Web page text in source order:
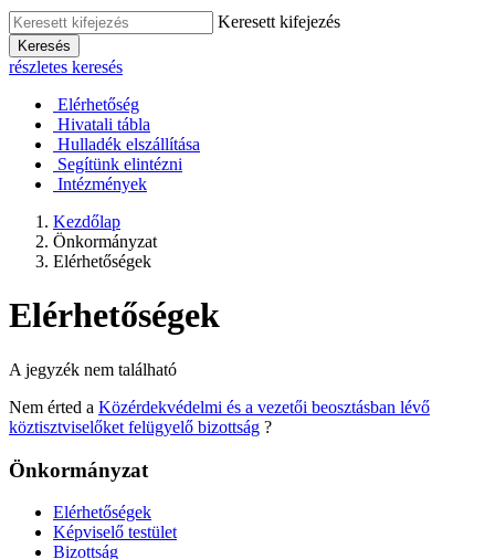
Keresett kifejezés
Keresés
részletes keresés
Elérhetőség
Hivatali tábla
Hulladék elszállítása
Segítünk elintézni
Intézmények
Kezdőlap
Önkormányzat
Elérhetőségek
Elérhetőségek
A jegyzék nem található
Nem érted a Közérdekvédelmi és a vezetői beosztásban lévő
köztisztviselőket felügyelő bizottság ?
Önkormányzat
Elérhetőségek
Képviselő testület
Bizottság